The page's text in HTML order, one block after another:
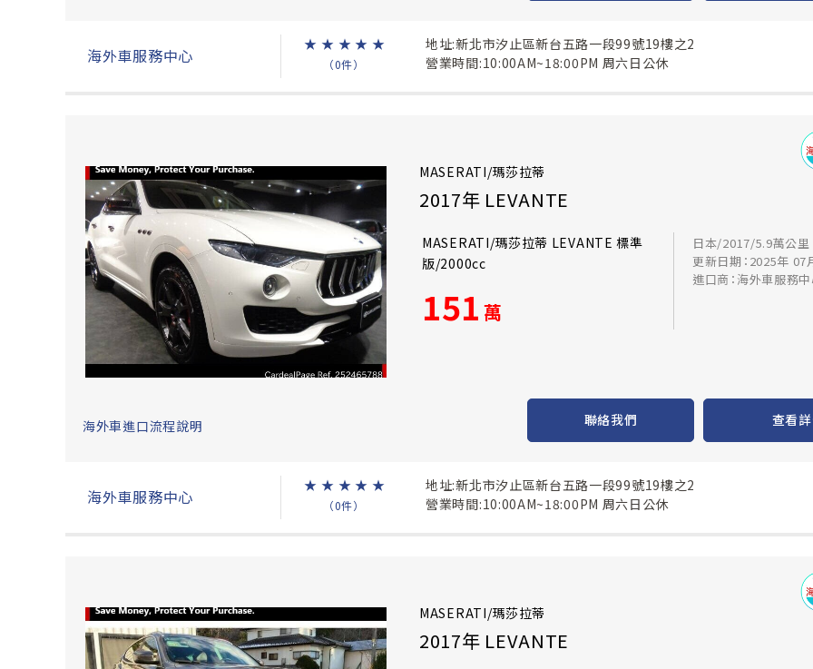
海外車服務中心
★ ★ ★ ★ ★
（0件）
地址:新北市汐止區新台五路一段99號19樓之2
營業時間:10:00AM~18:00PM 周六日公休
MASERATI/瑪莎拉蒂
2017年 LEVANTE
MASERATI/瑪莎拉蒂 LEVANTE 標準
版/2000cc
151 萬
日本/2017/5.9萬公里
更新日期：2025年 07
進口商：海外車服務
海外車進口流程說明 聯絡我們 查看
海外車服務中心
★ ★ ★ ★ ★
（0件）
地址:新北市汐止區新台五路一段99號19樓之2
營業時間:10:00AM~18:00PM 周六日公休
MASERATI/瑪莎拉蒂
2017年 LEVANTE